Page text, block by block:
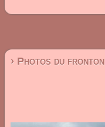
› Photos du fronton